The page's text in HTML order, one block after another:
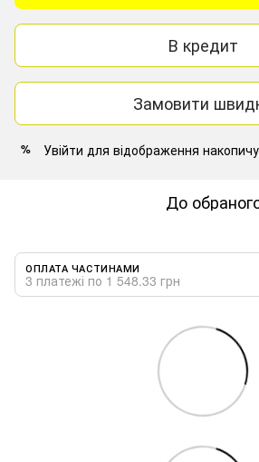
В кредит
Замовити
% Увійти для відображення
До
ОПЛАТА ЧАСТИНАМИ
3 платежі по 1 548.33 грн